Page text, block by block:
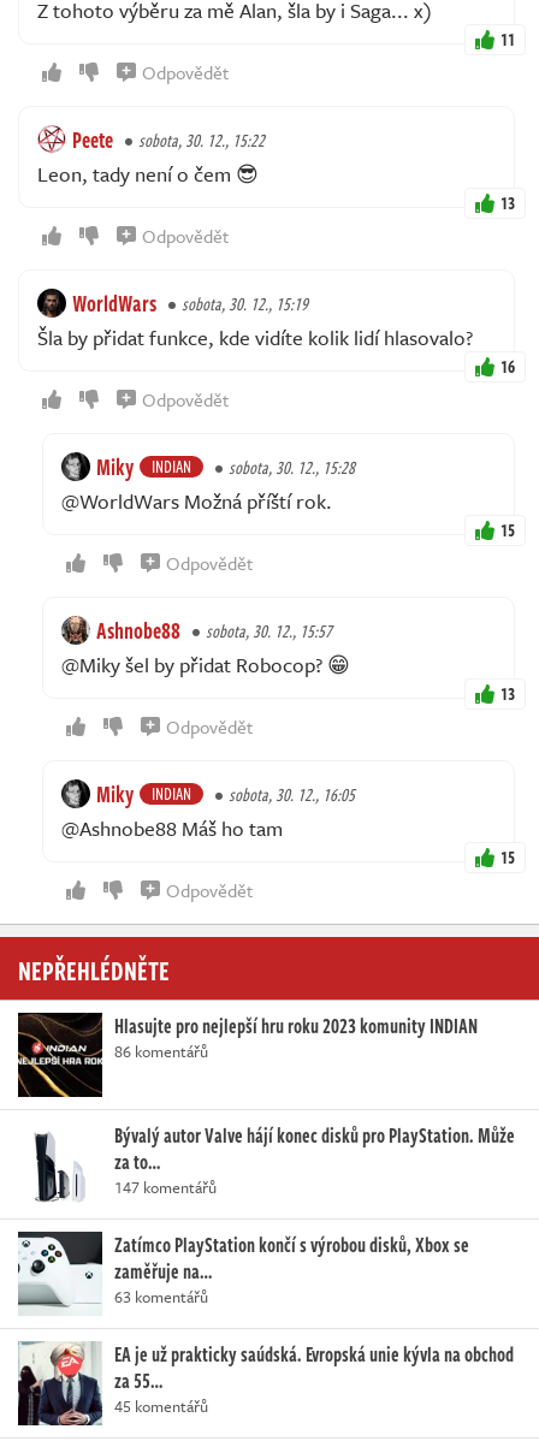
Z tohoto výběru za mě Alan, šla by i Saga... x)
11
Odpovědět
Peete sobota, 30. 12., 15:22
Leon, tady není o čem 😎
13
Odpovědět
WorldWars sobota, 30. 12., 15:19
Šla by přidat funkce, kde vidíte kolik lidí hlasovalo?
16
Odpovědět
Miky INDIAN sobota, 30. 12., 15:28
@WorldWars Možná příští rok.
15
Odpovědět
Ashnobe88 sobota, 30. 12., 15:57
@Miky šel by přidat Robocop? 😁
13
Odpovědět
Miky INDIAN sobota, 30. 12., 16:05
@Ashnobe88 Máš ho tam
15
Odpovědět
NEPŘEHLÉDNĚTE
Hlasujte pro nejlepší hru roku 2023 komunity INDIAN
86 komentářů
Bývalý autor Valve hájí konec disků pro PlayStation. Může
za to…
147 komentářů
Zatímco PlayStation končí s výrobou disků, Xbox se
zaměřuje na…
63 komentářů
EA je už prakticky saúdská. Evropská unie kývla na obchod
za 55…
45 komentářů